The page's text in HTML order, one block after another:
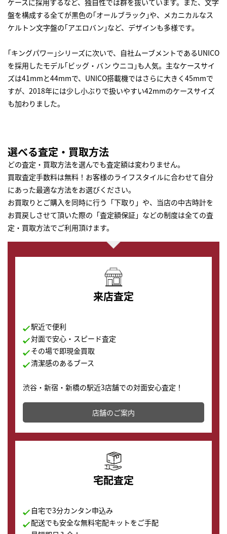
ケースに採用するなど、独自性では群を抜いています。また、文字
盤を構成する全てが黒色の｢オールブラック｣や、メカニカルなス
ケルトン文字盤の｢アエロバン｣など、デザインも多様です。
｢キングパワー｣シリーズに次いで、自社ムーブメントであるUNICO
を採用したモデル｢ビッグ・バン ウニコ｣も人気。主なケースサイ
ズは41mmと44mmで、UNICO搭載機ではさらに大きく45mmで
すが、2018年には少し小ぶりで扱いやすい42mmのケースサイズ
も加わりました。
選べる査定・買取方法
どの査定・買取方法を選んでも査定額は変わりません。
買取査定手数料は無料！お客様のライフスタイルに合わせて自分
にあった最適な方法をお選びください。
お買取りとご購入を同時に行う「下取り」や、当店の中古時計を
お買戻しさせて頂いた際の「査定額保証」などの制度は全ての査
定・買取方法でご利用頂けます。
来店査定
駅近で便利
対面で安心・スピード査定
その場で即現金買取
清潔感のあるブース
渋谷・新宿・新橋の駅近3店舗での対面安心査定！
その場で現金買取致します。渋谷本店では、時計販売の
店舗を併設しており、下取りに出してお得に新しい時計
の購入もできます♪
店舗のご案内
宅配査定
自宅で3分カンタン申込み
配送でも安全な無料宅配キットをご手配